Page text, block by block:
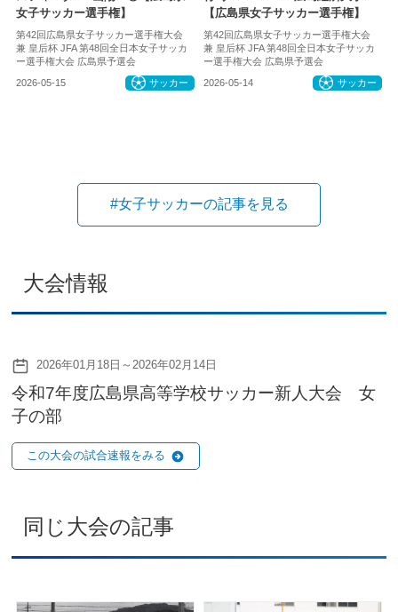
女子サッカー選手権】
第42回広島県女子サッカー選手権大会
兼 皇后杯 JFA 第48回全日本女子サッカ
ー選手権大会 広島県予選会
2026-05-15 サッカー
【広島県女子サッカー選手権】
第42回広島県女子サッカー選手権大会
兼 皇后杯 JFA 第48回全日本女子サッカ
ー選手権大会 広島県予選会
2026-05-14 サッカー
#女子サッカーの記事を見る
大会情報
2026年01月18日～2026年02月14日
令和7年度広島県高等学校サッカー新人大会 女
子の部
この大会の試合速報をみる
同じ大会の記事